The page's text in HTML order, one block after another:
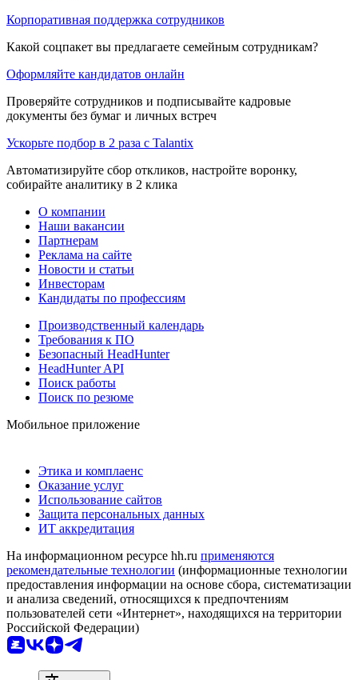
Корпоративная поддержка сотрудников
Какой соцпакет вы предлагаете семейным сотрудникам?
Оформляйте кандидатов онлайн
Проверяйте сотрудников и подписывайте кадровые
документы без бумаг и личных встреч
Ускорьте подбор в 2 раза с Talantix
Автоматизируйте сбор откликов, настройте воронку,
собирайте аналитику в 2 клика
О компании
Наши вакансии
Партнерам
Реклама на сайте
Новости и статьи
Инвесторам
Кандидаты по профессиям
Производственный календарь
Требования к ПО
Безопасный HeadHunter
HeadHunter API
Поиск работы
Поиск по резюме
Мобильное приложение
Этика и комплаенс
Оказание услуг
Использование сайтов
Защита персональных данных
ИТ аккредитация
На информационном ресурсе hh.ru применяются
рекомендательные технологии (информационные технологии
предоставления информации на основе сбора, систематизации
и анализа сведений, относящихся к предпочтениям
пользователей сети «Интернет», находящихся на территории
Российской Федерации)